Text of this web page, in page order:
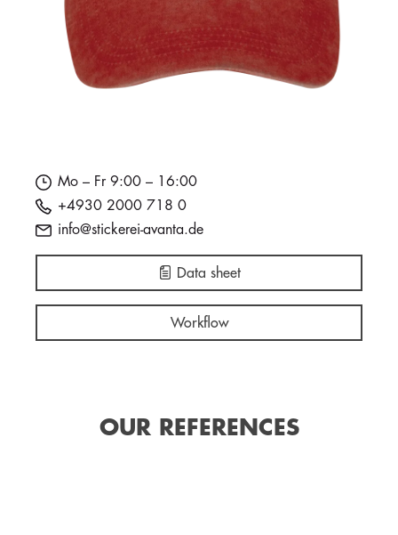
Mo – Fr 9:00 – 16:00
+4930 2000 718 0
info@stickerei-avanta.de
Data sheet
Workflow
OUR REFERENCES